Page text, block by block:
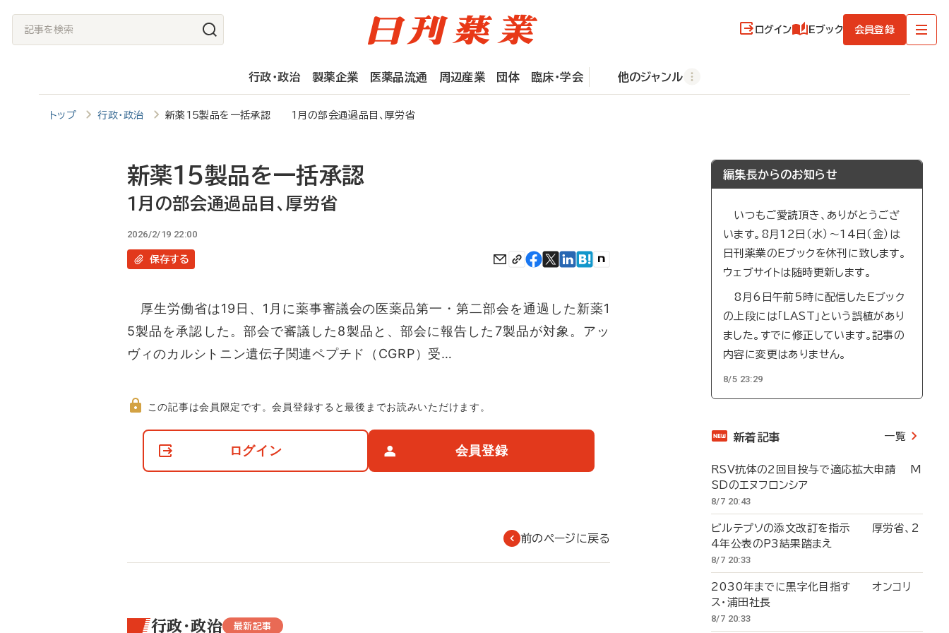
記
事
ログイン Eブック 会員登録
行政・政治 製薬企業 医薬品流通 周辺産業 団体 臨床・学会 他のジャンル
トップ 行政・政治 新薬15製品を一括承認 1月の部会通過品目、厚労省
新薬15製品を一括承認
1月の部会通過品目、厚労省
2026/2/19 22:00
保存する
厚生労働省は19日、1月に薬事審議会の医薬品第一・第二部会を通過した新薬1
5製品を承認した。部会で審議した8製品と、部会に報告した7製品が対象。アッ
ヴィのカルシトニン遺伝子関連ペプチド（CGRP）受…
て
この記事は会員限定です。会員登録すると最後までお読みいただけます。
ログイン 会員登録
前のページに戻る
行政・政治 最新記事
編集長からのお知らせ
いつもご愛読頂き、ありがとうござ
います。8月12日（水）～14日（金）は
日刊薬業のEブックを休刊に致します。
ウェブサイトは随時更新します。
8月6日午前5時に配信したEブック
の上段には「LAST」という誤植があり
ました。すでに修正しています。記事の
内容に変更はありません。
8/5 23:29
新着記事 一覧
RSV抗体の2回目投与で適応拡大申請 M
SDのエヌフロンシア
8/7 20:43
ビルテプソの添文改訂を指示 厚労省、2
4年公表のP3結果踏まえ
8/7 20:33
2030年までに黒字化目指す オンコリ
ス・浦田社長
8/7 20:33